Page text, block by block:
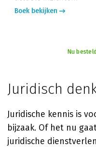
Boek bekijken
Nu
Juridisch
Juridische kennis is
bijzaak. Of het nu
juridische